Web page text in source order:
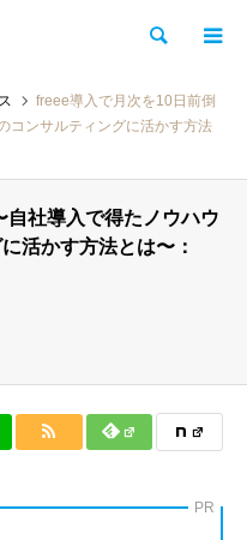
検索
freee導入で月次を10日前倒
コンサルティングに活かす方法
自社導入で得たノウハウ
活かす方法とは〜：
PR